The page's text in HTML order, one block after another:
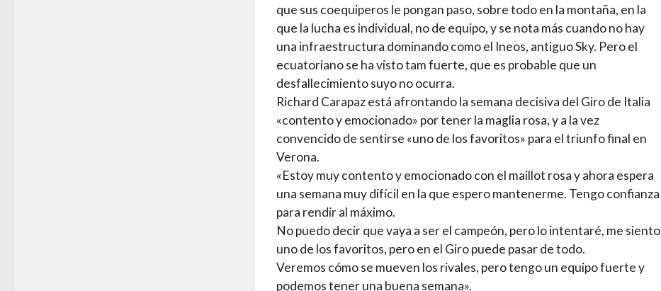
que sus coequiperos le pongan paso, sobre todo en la montaña, en la
que la lucha es individual, no de equipo, y se nota más cuando no hay
una infraestructura dominando como el Ineos, antiguo Sky. Pero el
ecuatoriano se ha visto tam fuerte, que es probable que un
desfallecimiento suyo no ocurra.
Richard Carapaz está afrontando la semana decisiva del Giro de Italia
«contento y emocionado» por tener la maglia rosa, y a la vez
convencido de sentirse «uno de los favoritos» para el triunfo final en
Verona.
«Estoy muy contento y emocionado con el maillot rosa y ahora espera
una semana muy difícil en la que espero mantenerme. Tengo confianza
para rendir al máximo.
No puedo decir que vaya a ser el campeón, pero lo intentaré, me siento
uno de los favoritos, pero en el Giro puede pasar de todo.
Veremos cómo se mueven los rivales, pero tengo un equipo fuerte y
podemos tener una buena semana».